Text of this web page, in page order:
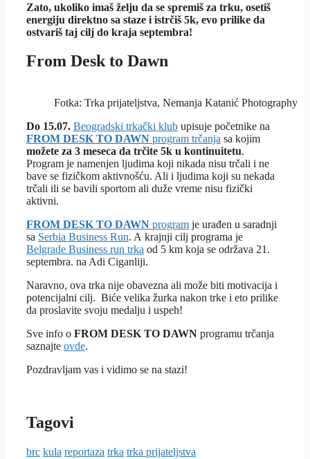
Zato, ukoliko imaš želju da se spremiš za trku, osetiš
energiju direktno sa staze i istrčiš 5k, evo prilike da
ostvariš taj cilj do kraja septembra!
From Desk to Dawn
Fotka: Trka prijateljstva, Nemanja Katanić Photography
Do 15.07. Beogradski trkački klub upisuje početnike na
FROM DESK TO DAWN program trčanja sa kojim
možete za 3 meseca da trčite 5k u kontinuitetu.
Program je namenjen ljudima koji nikada nisu trčali i ne
bave se fizičkom aktivnošću. Ali i ljudima koji su nekada
trčali ili se bavili sportom ali duže vreme nisu fizički
aktivni.
FROM DESK TO DAWN program je urađen u saradnji
sa Serbia Business Run. A krajnji cilj programa je
Belgrade Business run trka od 5 km koja se održava 21.
septembra. na Adi Ciganliji.
Naravno, ova trka nije obavezna ali može biti motivacija i
potencijalni cilj. Biće velika žurka nakon trke i eto prilike
da proslavite svoju medalju i uspeh!
Sve info o FROM DESK TO DAWN programu trčanja
saznajte ovde.
Pozdravljam vas i vidimo se na stazi!
Tagovi
brc kula reportaza trka trka prijateljstva